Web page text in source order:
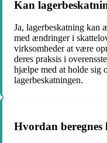
Kan
Ja, lagerbeskatning kan
med ændringer i
virksomheder at være
deres praksis i
hjælpe med at holde sig
lagerbeskatningen.
Hvordan beregnes